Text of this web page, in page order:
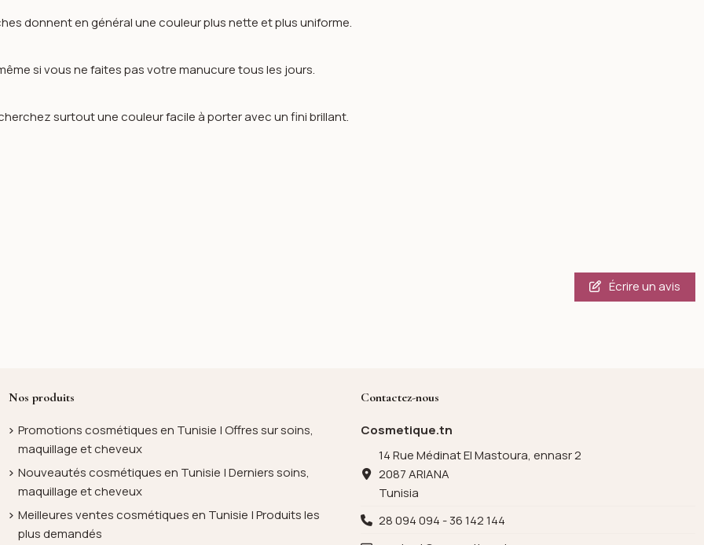
donnent en général une couleur plus nette et plus uniforme.
si vous ne faites pas votre manucure tous les jours.
surtout une couleur facile à porter avec un fini brillant.
Écrire un avis
Nos produits
Promotions cosmétiques en Tunisie | Offres sur soins,
maquillage et cheveux
Nouveautés cosmétiques en Tunisie | Derniers soins,
maquillage et cheveux
Meilleures ventes cosmétiques en Tunisie | Produits les
plus demandés
Contactez-nous
Cosmetique.tn
14 Rue Médinat El Mastoura, ennasr 2
2087 ARIANA
Tunisia
28 094 094 - 36 142 144